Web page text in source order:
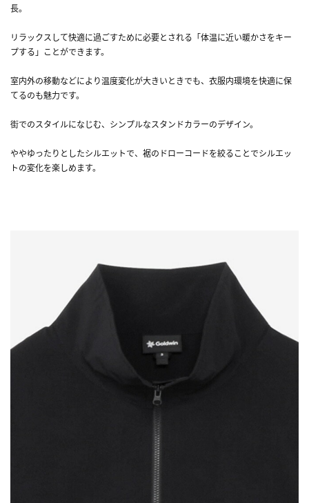
長。
リラックスして快適に過ごすために必要とされる「体温に近い暖かさをキー
プする」ことができます。
室内外の移動などにより温度変化が大きいときでも、衣服内環境を快適に保
てるのも魅力です。
街でのスタイルになじむ、シンプルなスタンドカラーのデザイン。
ややゆったりとしたシルエットで、裾のドローコードを絞ることでシルエッ
トの変化を楽しめます。